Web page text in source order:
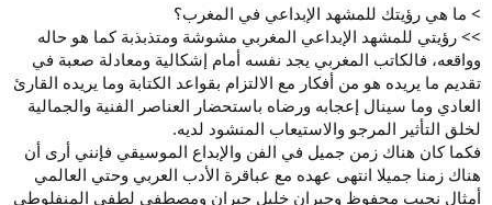
> ما هي رؤيتك للمشهد الإبداعي في المغرب؟
>> رؤيتي للمشهد الإبداعي المغربي مشوشة ومتذبذبة كما هو حاله
وواقعه، فالكاتب المغربي يجد نفسه أمام إشكالية ومعادلة صعبة في
تقديم ما يريده هو من أفكار مع الالتزام بقواعد الكتابة وما يريده القارئ
العادي وما سينال إعجابه ورضاه باستحضار العناصر الفنية والجمالية
لخلق التأثير المرجو والاستيعاب المنشود لديه.
فكما كان هناك زمن جميل في الفن والإبداع الموسيقي فإنني أرى أن
هناك زمنا جميلا انتهى عهده مع عباقرة الأدب العربي وحتي العالمي
أمثال نجيب محفوظ وجبران خليل جبران ومصطفى لطفي المنفلوطي